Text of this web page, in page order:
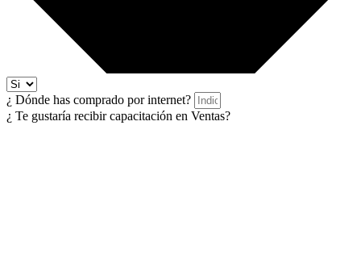
¿ Dónde has comprado por internet?
¿ Te gustaría recibir capacitación en Ventas?